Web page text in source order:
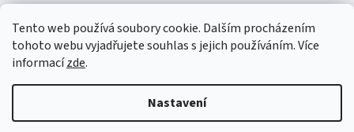
Tento web používá soubory cookie. Dalším procházením
tohoto webu vyjadřujete souhlas s jejich používáním. Více
informacízde.
Nastavení
Facebook